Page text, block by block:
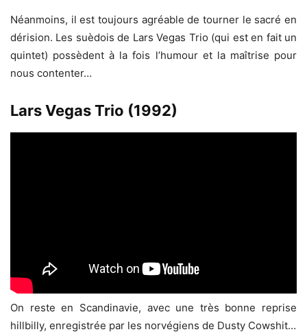
Néanmoins, il est toujours agréable de tourner le sacré en
dérision. Les suèdois de Lars Vegas Trio (qui est en fait un
quintet) possèdent à la fois l’humour et la maîtrise pour
nous contenter…
Lars Vegas Trio (1992)
On reste en Scandinavie, avec une très bonne reprise
hillbilly, enregistrée par les norvégiens de Dusty Cowshit…